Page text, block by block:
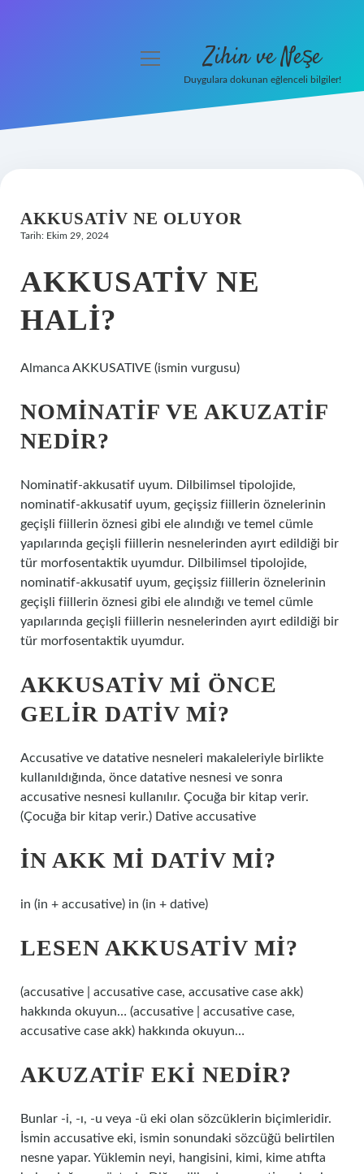
Hakkımızda
menüyü
Zihin ve Neşe
Duygulara dokunan eğlenceli bilgiler!
AKKUSATIV NE OLUYOR
Tarih: Ekim 29, 2024
AKKUSATIV NE
HALI?
Almanca AKKUSATIVE (ismin vurgusu)
NOMINATIF VE AKUZATIF
NEDIR?
Nominatif-akkusatif uyum. Dilbilimsel tipolojide,
nominatif-akkusatif uyum, geçişsiz fiillerin öznelerinin
geçişli fiillerin öznesi gibi ele alındığı ve temel cümle
yapılarında geçişli fiillerin nesnelerinden ayırt edildiği bir
tür morfosentaktik uyumdur. Dilbilimsel tipolojide,
nominatif-akkusatif uyum, geçişsiz fiillerin öznelerinin
geçişli fiillerin öznesi gibi ele alındığı ve temel cümle
yapılarında geçişli fiillerin nesnelerinden ayırt edildiği bir
tür morfosentaktik uyumdur.
AKKUSATIV MI ÖNCE
GELIR DATIV MI?
Accusative ve datative nesneleri makaleleriyle birlikte
kullanıldığında, önce datative nesnesi ve sonra
accusative nesnesi kullanılır. Çocuğa bir kitap verir.
(Çocuğa bir kitap verir.) Dative accusative
İN AKK MI DATIV MI?
in (in + accusative) in (in + dative)
LESEN AKKUSATIV MI?
(accusative | accusative case, accusative case akk)
hakkında okuyun… (accusative | accusative case,
accusative case akk) hakkında okuyun…
AKUZATIF EKI NEDIR?
Bunlar -i, -ı, -u veya -ü eki olan sözcüklerin biçimleridir.
İsmin accusative eki, ismin sonundaki sözcüğü belirtilen
nesne yapar. Yüklemin neyi, hangisini, kimi, kime atıfta